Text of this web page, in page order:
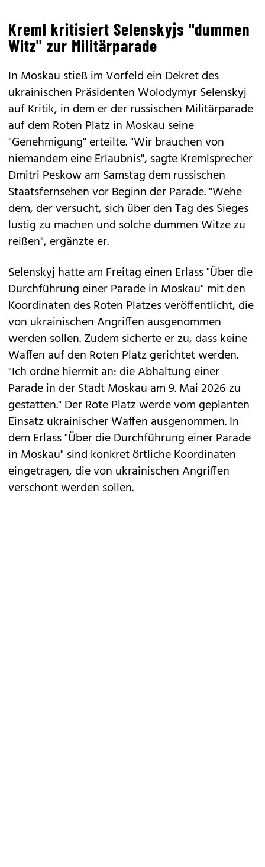
Kreml kritisiert Selenskyjs "dummen
Witz" zur Militärparade
In Moskau stieß im Vorfeld ein Dekret des
ukrainischen Präsidenten Wolodymyr Selenskyj
auf Kritik, in dem er der russischen Militärparade
auf dem Roten Platz in Moskau seine
"Genehmigung" erteilte. "Wir brauchen von
niemandem eine Erlaubnis", sagte Kremlsprecher
Dmitri Peskow am Samstag dem russischen
Staatsfernsehen vor Beginn der Parade. "Wehe
dem, der versucht, sich über den Tag des Sieges
lustig zu machen und solche dummen Witze zu
reißen", ergänzte er.
Selenskyj hatte am Freitag einen Erlass "Über die
Durchführung einer Parade in Moskau" mit den
Koordinaten des Roten Platzes veröffentlicht, die
von ukrainischen Angriffen ausgenommen
werden sollen. Zudem sicherte er zu, dass keine
Waffen auf den Roten Platz gerichtet werden.
"Ich ordne hiermit an: die Abhaltung einer
Parade in der Stadt Moskau am 9. Mai 2026 zu
gestatten." Der Rote Platz werde vom geplanten
Einsatz ukrainischer Waffen ausgenommen. In
dem Erlass "Über die Durchführung einer Parade
in Moskau" sind konkret örtliche Koordinaten
eingetragen, die von ukrainischen Angriffen
verschont werden sollen.